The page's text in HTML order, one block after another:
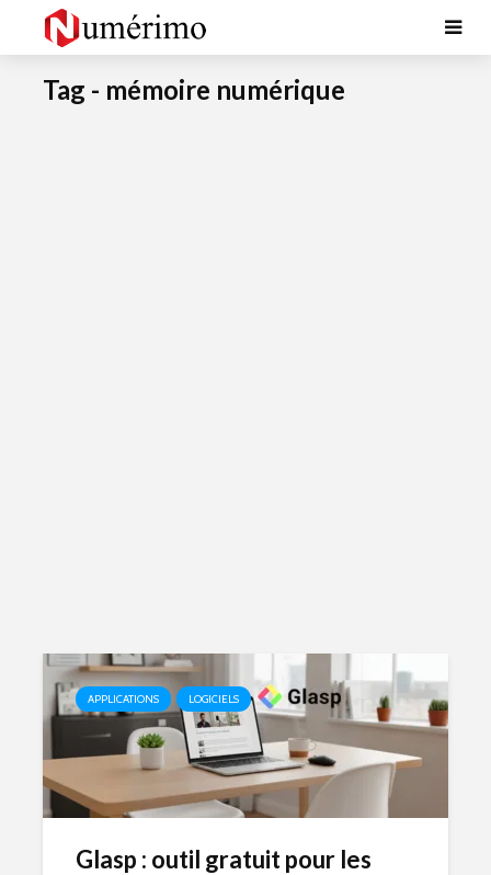
Tag - mémoire numérique
APPLICATIONS LOGICIELS
Glasp : outil gratuit pour les